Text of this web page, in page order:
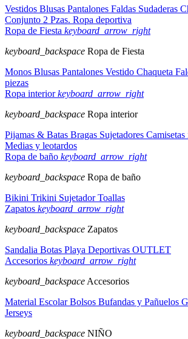
Vestidos Blusas Pantalones Faldas Sudaderas
Conjunto 2 Pzas. Ropa deportiva
Ropa de Fiesta keyboard_arrow_right
keyboard_backspace Ropa de Fiesta
Monos Blusas Pantalones Vestido Chaqueta
piezas
Ropa interiorkeyboard_arrow_right
keyboard_backspace Ropa interior
Pijamas & Batas Bragas Sujetadores
Medias y leotardos
Ropa de baño keyboard_arrow_right
keyboard_backspace Ropa de baño
Bikini Trikini SujetadorToallas
Zapatos keyboard_arrow_right
keyboard_backspace Zapatos
Sandalia Botas Playa Deportivas OUTLET
Accesorios keyboard_arrow_right
keyboard_backspace Accesorios
Material EscolarBolsos Bufandas y Pañuelos
Jerseys
keyboard_backspace NIÑO